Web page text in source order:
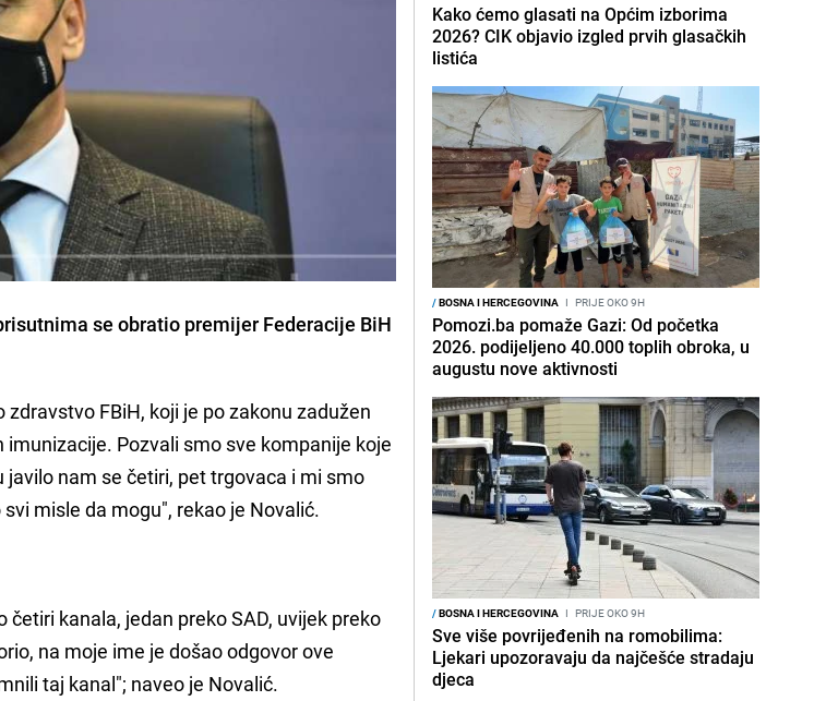
se obratio premijer Federacije BiH
FBiH, koji je po zakonu zadužen
Pozvali smo sve kompanije koje
nam se četiri, pet trgovaca i mi smo
misle da mogu", rekao je Novalić.
kanala, jedan preko SAD, uvijek preko
na moje ime je došao odgovor ove
taj kanal"; naveo je Novalić.
Kako ćemo glasati na Općim izborima
2026? CIK objavio izgled prvih glasačkih
listića
/BOSNA I HERCEGOVINA I PRIJE OKO 9H
Pomozi.ba pomaže Gazi: Od početka
2026. podijeljeno 40.000 toplih obroka, u
augustu nove aktivnosti
/BOSNA I HERCEGOVINA I PRIJE OKO 9H
Sve više povrijeđenih na romobilima:
Ljekari upozoravaju da najčešće stradaju
djeca